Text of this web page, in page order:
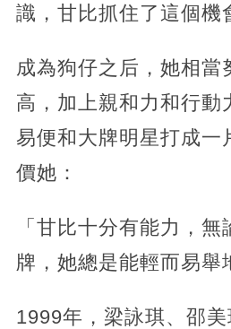
識，甘比抓住了這個機
成為狗仔之后，她相當
高，加上親和力和行動
易便和大牌明星打成一
價她：
「甘比十分有能力，
牌，她總是能輕而易舉
1999年，梁詠琪、邵